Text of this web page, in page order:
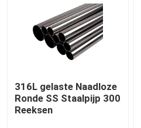
316L gelaste Naadloze
Ronde SS Staalpijp 300
Reeksen